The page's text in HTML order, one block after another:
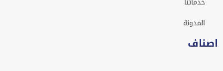
المدونة
اصناف